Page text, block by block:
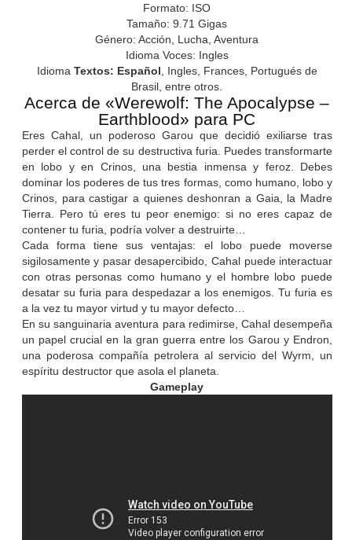
Formato: ISO
Tamaño: 9.71 Gigas
Género: Acción, Lucha, Aventura
Idioma Voces: Ingles
Idioma Textos: Español , Ingles, Frances, Portugués de
Brasil, entre otros.
Acerca de «Werewolf: The Apocalypse –
Earthblood» para PC
Eres Cahal, un poderoso Garou que decidió exiliarse tras
perder el control de su destructiva furia. Puedes transformarte
en lobo y en Crinos, una bestia inmensa y feroz. Debes
dominar los poderes de tus tres formas, como humano, lobo y
Crinos, para castigar a quienes deshonran a Gaia, la Madre
Tierra. Pero tú eres tu peor enemigo: si no eres capaz de
contener tu furia, podría volver a destruirte…
Cada forma tiene sus ventajas: el lobo puede moverse
sigilosamente y pasar desapercibido, Cahal puede interactuar
con otras personas como humano y el hombre lobo puede
desatar su furia para despedazar a los enemigos. Tu furia es
a la vez tu mayor virtud y tu mayor defecto…
En su sanguinaria aventura para redimirse, Cahal desempeña
un papel crucial en la gran guerra entre los Garou y Endron,
una poderosa compañía petrolera al servicio del Wyrm, un
espíritu destructor que asola el planeta.
Gameplay